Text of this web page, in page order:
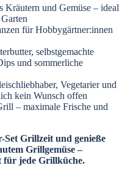
Kräutern und Gemüse – ideal
für Hobbygärtner:innen
selbstgemachte
und sommerliche
Vegetarier und
kein Wunsch offen
– maximale Frische und
Grillzeit und genieße
Grillgemüse –
für jede Grillküche.